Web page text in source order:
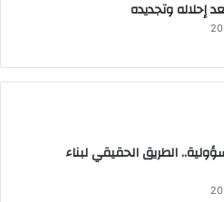
إحلاله وتجديده
الطريق الحقيقي لبناء